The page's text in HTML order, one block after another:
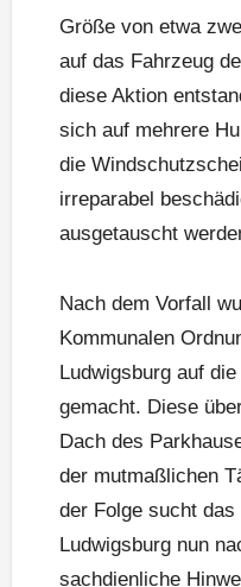
Größe von etwa
auf das Fahrzeug
diese Aktion
sich auf mehrere
die
irreparabel
ausgetauscht
Nach dem Vorfall
Kommunalen
Ludwigsburg auf
gemacht. Diese
Dach des
der mutmaßlichen
der Folge sucht
Ludwigsburg nun
sachdienliche